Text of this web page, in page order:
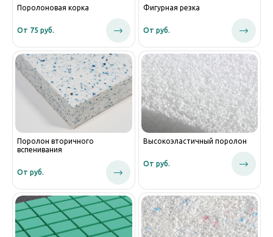
Поролоновая корка
От 75 руб.
Фигурная резка
От руб.
Поролон вторичного
вспенивания
От руб.
Высокоэластичный поролон
От руб.